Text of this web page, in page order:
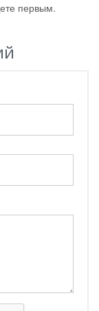
первым.